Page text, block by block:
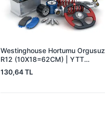
Westinghouse Hortumu Orgusuz
R12 (10X18=62CM) | YTT
Y50123 | OEM 7700575128
130,64 TL